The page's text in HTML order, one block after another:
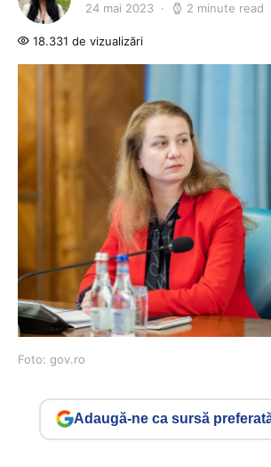
24 mai 2023 2 minute read
18.331 de vizualizări
Foto: gov.ro
Adaugă-ne ca sursă